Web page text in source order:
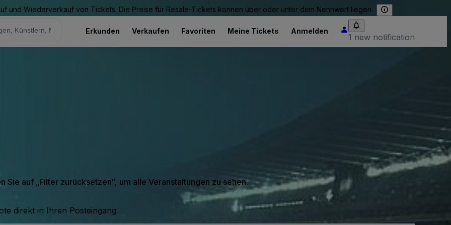
und Wiederverkauf von Tickets. Die Preise für Resale-Tickets können über oder unter dem Nennwert liegen.
Erkunden Verkaufen Favoriten Meine Tickets Anmelden
1 new notification
Sie auf „Filter zurücksetzen“, um alle Veranstaltungen zu sehen.
direkt in Ihren Posteingang